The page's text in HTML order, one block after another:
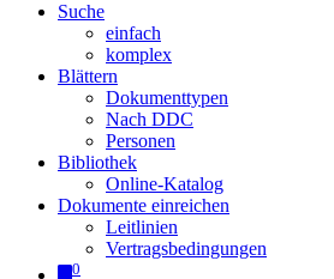
Suche
einfach
komplex
Blättern
Dokumenttypen
Nach DDC
Personen
Bibliothek
Online-Katalog
Dokumente einreichen
Leitlinien
Vertragsbedingungen
0